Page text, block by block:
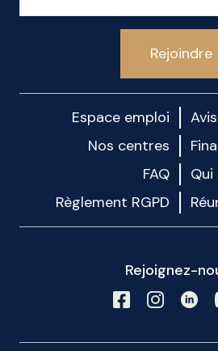
Rejoindre
Espace emploi
Nos centres
FAQ
Règlement RGPD
Rejoignez-